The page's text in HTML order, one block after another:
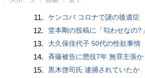
11. ケンコバ コロナで謎の後遺症
12. 堂本剛の投稿に「匂わせなの?」
13. 大久保佳代子 50代の性欲事情
14. 斉藤被告に懲役7年 無罪主張か
15. 黒木啓司氏 逮捕されていたか